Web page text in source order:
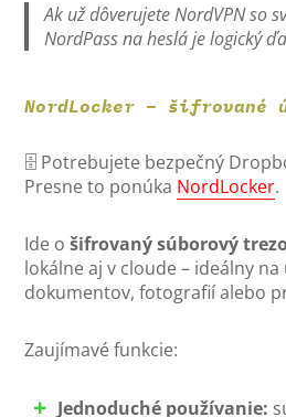
Ak už dôverujete NordVPN so
NordPass na heslá je logický
NordLocker – šifrované
🗄️ Potrebujete bezpečný
Presne to ponúka NordLocker.
Ide ošifrovaný súborový
lokálne aj v cloude – ideálny
dokumentov, fotografií alebo
Zaujímavé funkcie:
Jednoduché používanie: